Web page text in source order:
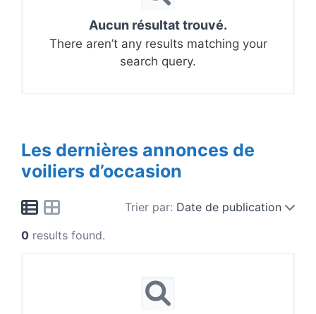
Aucun résultat trouvé.
There aren’t any results matching your
search query.
Les dernières annonces de
voiliers d’occasion
Trier par: Date de publication
0 results found.